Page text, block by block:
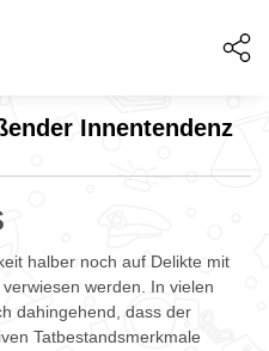
Innentendenz
halber noch auf Delikte mit
werden. In vielen
dahingehend, dass der
Tatbestandsmerkmale